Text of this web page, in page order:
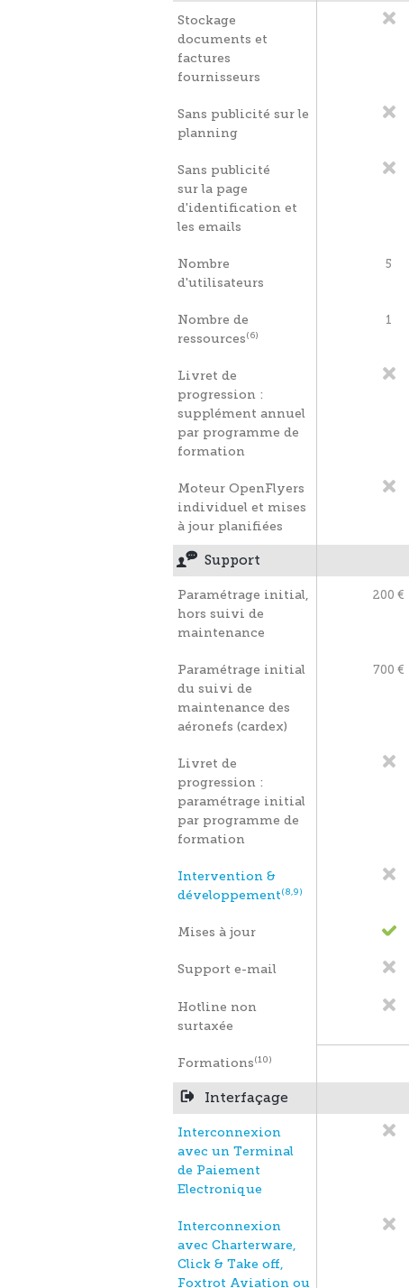
Stockage
documents et
factures
fournisseurs
Sans publicité sur le
planning
Sans publicité
sur la page
d'identification et
les emails
Nombre
d'utilisateurs
5
Nombre de
ressources(6)
1
Livret de
progression :
supplément annuel
par programme de
formation
Moteur OpenFlyers
individuel et mises
à jour planifiées
Support
Paramétrage initial,
hors suivi de
maintenance
200 €
Paramétrage initial
du suivi de
maintenance des
aéronefs (cardex)
700 €
Livret de
progression :
paramétrage initial
par programme de
formation
Intervention &
développement(8,9)
Mises à jour
Support e-mail
Hotline non
surtaxée
Formations(10)
Interfaçage
Interconnexion
avec un Terminal
de Paiement
Electronique
Interconnexion
avec Charterware,
Click & Take off,
Foxtrot Aviation ou